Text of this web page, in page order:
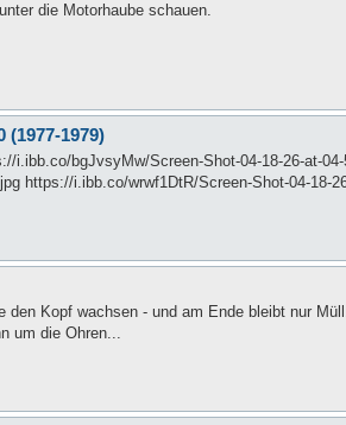
die Motorhaube schauen.
1979)
i.ibb.co/bgJvsyMw/Screen-Shot-04-18-26-at-
https://i.ibb.co/wrwf1DtR/Screen-Shot-04-18-
Kopf wachsen - und am Ende bleibt nur
um die Ohren...